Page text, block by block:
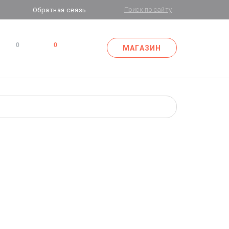
Обратная связь
0 0 МАГАЗИН